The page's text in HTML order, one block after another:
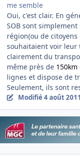
me semble
Oui, c'est clair. En
SOB sont
région(ou de
souhaitaient voir leur
clairement du
même près de
lignes et dispose de
Seulement, ils sont
Modifié4 août 2011